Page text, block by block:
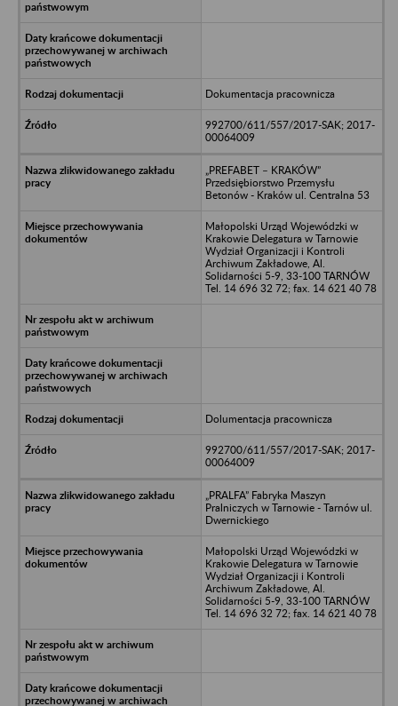
Dokumentacja pracownicza
992700/611/557/2017-SAK; 2017-
00064009
„PREFABET – KRAKÓW”
Przedsiębiorstwo Przemysłu
Betonów - Kraków ul. Centralna 53
Małopolski Urząd Wojewódzki w
Krakowie Delegatura w Tarnowie
Wydział Organizacji i Kontroli
Archiwum Zakładowe, Al.
Solidarności 5-9, 33-100 TARNÓW
Tel. 14 696 32 72; fax. 14 621 40 78
Dolumentacja pracownicza
992700/611/557/2017-SAK; 2017-
00064009
„PRALFA” Fabryka Maszyn
Pralniczych w Tarnowie - Tarnów ul.
Dwernickiego
Małopolski Urząd Wojewódzki w
Krakowie Delegatura w Tarnowie
Wydział Organizacji i Kontroli
Archiwum Zakładowe, Al.
Solidarności 5-9, 33-100 TARNÓW
Tel. 14 696 32 72; fax. 14 621 40 78